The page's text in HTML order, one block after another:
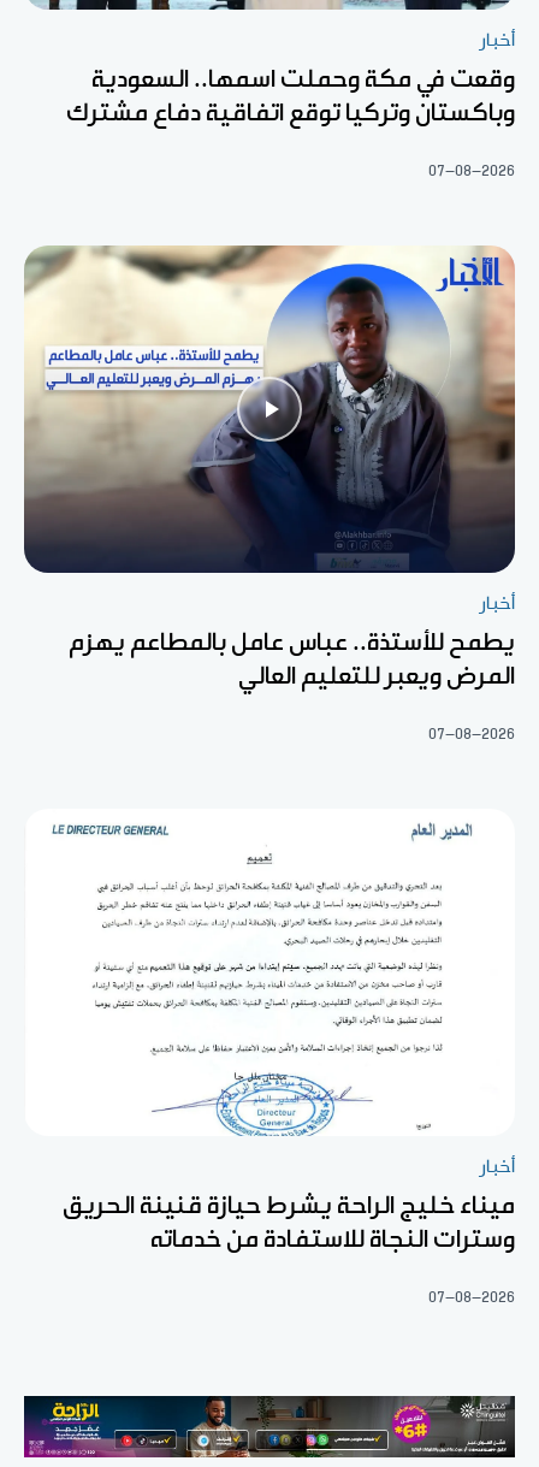
أخبار
وقعت في مكة وحملت اسمها.. السعودية
وباكستان وتركيا توقع اتفاقية دفاع مشترك
07-08-2026
أخبار
يطمح للأستذة.. عباس عامل بالمطاعم يهزم
المرض ويعبر للتعليم العالي
07-08-2026
أخبار
ميناء خليج الراحة يشرط حيازة قنينة الحريق
وسترات النجاة للاستفادة من خدماته
07-08-2026